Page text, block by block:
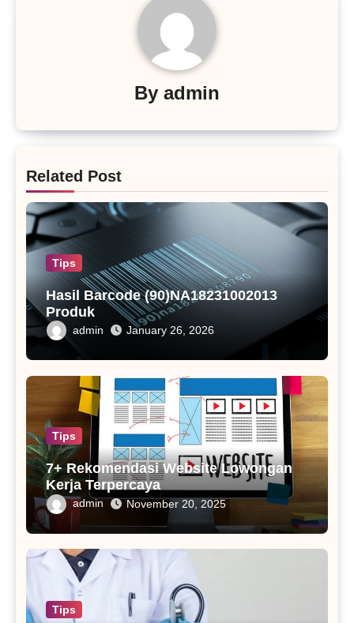
By admin
Related Post
Tips
Hasil Barcode (90)NA18231002013
Produk
admin January 26, 2026
Tips
7+ Rekomendasi Website Lowongan
Kerja Terpercaya
admin November 20, 2025
Tips